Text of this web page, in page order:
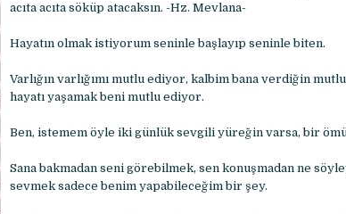
acıta acıta söküp atacaksın. -Hz. Mevlana-
Hayatın olmak istiyorum seninle başlayıp seninle biten.
Varlığın varlığımı mutlu ediyor, kalbim bana verdiğin
hayatı yaşamak beni mutlu ediyor.
Ben, istemem öyle iki günlük sevgili yüreğin varsa, bir
Sana bakmadan seni görebilmek, sen konuşmadan ne
sevmek sadece benim yapabileceğim bir şey.